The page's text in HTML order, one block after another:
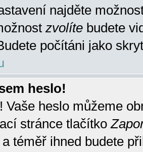
najděte
zvolíte budete
počítáni jako
heslo!
Vaše heslo můžeme
stránce tlačítko
téměř ihned budete